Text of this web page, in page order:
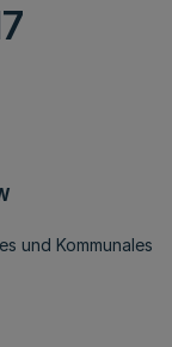
und Kommunales